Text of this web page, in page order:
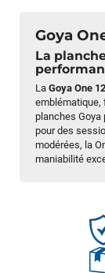
Goya
La
La Goya One
emblématique,
planches Goya
pour des
modérées, la
maniabilité